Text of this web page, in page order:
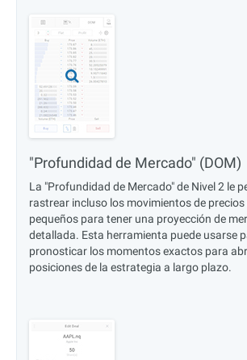
"Profundidad de Mercado" (DOM)
La "Profundidad de Mercado" de Nivel 2 le
rastrear incluso los movimientos de precios
pequeños para tener una proyección de
detallada. Esta herramienta puede usarse
pronosticar los momentos exactos para
posiciones de la estrategia a largo plazo.